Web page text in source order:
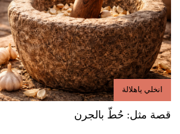
انخلي ياهلالة
قصة مثل: حُطّ بالجرن